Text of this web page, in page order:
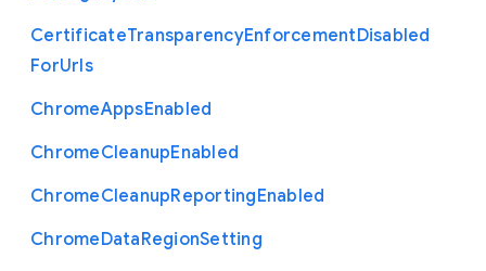
CertificateTransparencyEnforcementDisabled
ForUrls
ChromeAppsEnabled
ChromeCleanupEnabled
ChromeCleanupReportingEnabled
ChromeDataRegionSetting